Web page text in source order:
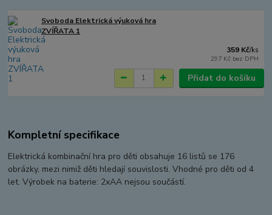
Svoboda Elektrická výuková hra
ZVÍŘATA 1
359 Kč/ks
297 Kč bez DPH
Přidat do košíku
Kompletní specifikace
Elektrická kombinační hra pro děti obsahuje 16 listů se 176
obrázky, mezi nimiž děti hledají souvislosti. Vhodné pro děti od 4
let. Výrobek na baterie: 2xAA nejsou součástí.